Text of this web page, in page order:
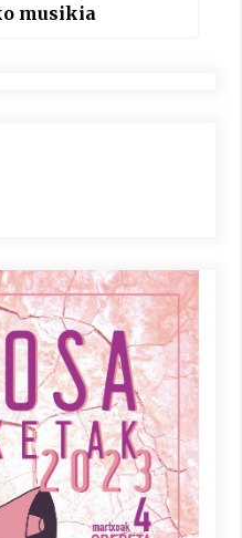
musikia